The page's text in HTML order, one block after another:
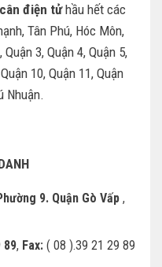
điện tửhầu hết các
Tân Phú, Hóc Môn,
Quận 3, Quận 4, Quận 5,
10, Quận 11, Quận
Nhuận.
9. Quận Gò Vấp,
89, Fax:( 08 ).39 21 29 89